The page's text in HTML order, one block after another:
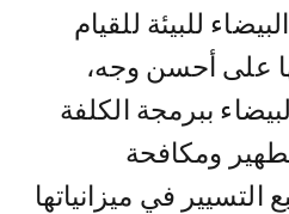
للبيئة للقيام
على أحسن وجه،
ببرمجة الكلفة
ومكافحة
التسيير في ميزانياتها